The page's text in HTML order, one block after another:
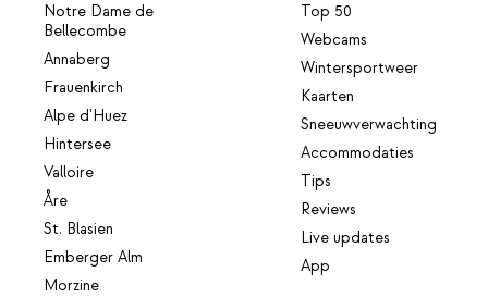
Notre Dame de
Bellecombe
Annaberg
Frauenkirch
Alpe d'Huez
Hintersee
Valloire
Åre
St. Blasien
Emberger Alm
Morzine
Top 50
Webcams
Wintersportweer
Kaarten
Sneeuwverwachting
Accommodaties
Tips
Reviews
Live updates
App